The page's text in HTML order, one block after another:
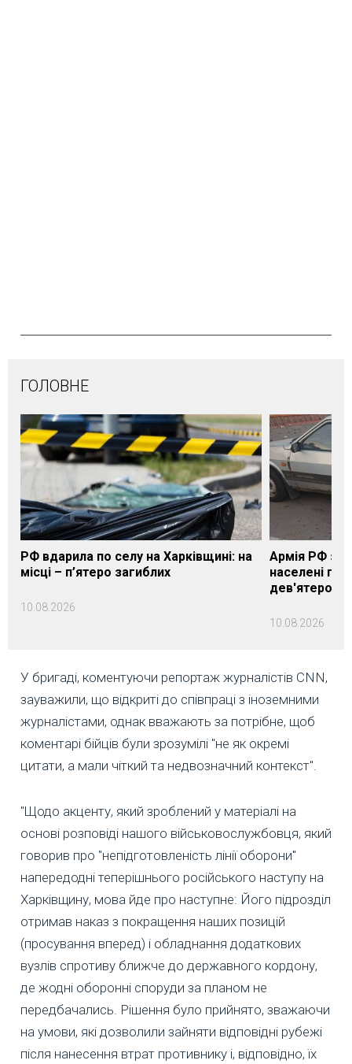
ГОЛОВНЕ
РФ вдарила по селу на Харківщині: на
місці – п’ятеро загиблих
10.08.2026
Армія РФ за
населені
дев'ятеро
10.08.2026
У бригаді, коментуючи репортаж журналістів CNN,
зауважили, що відкриті до співпраці з іноземними
журналістами, однак вважають за потрібне, щоб
коментарі бійців були зрозумілі "не як окремі
цитати, а мали чіткий та недвозначний контекст".
"Щодо акценту, який зроблений у матеріалі на
основі розповіді нашого військовослужбовця, який
говорив про "непідготовленість лінії оборони"
напередодні теперішнього російського наступу на
Харківщину, мова йде про наступне: Його підрозділ
отримав наказ з покращення наших позицій
(просування вперед) і обладнання додаткових
вузлів спротиву ближче до державного кордону,
де жодні оборонні споруди за планом не
передбачались. Рішення було прийнято, зважаючи
на умови, які дозволили зайняти відповідні рубежі
після нанесення втрат противнику і, відповідно, їх